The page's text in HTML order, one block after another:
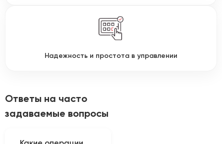
Надежность и простота в управлении
Ответы на часто
задаваемые вопросы